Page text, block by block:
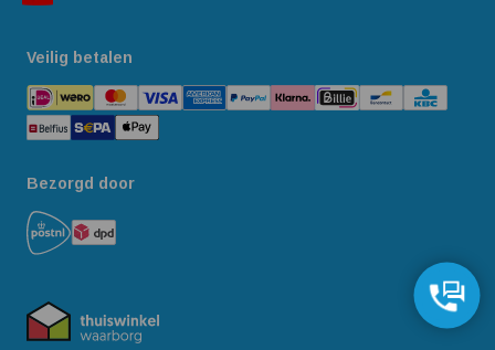
Veilig betalen
Bezorgd door